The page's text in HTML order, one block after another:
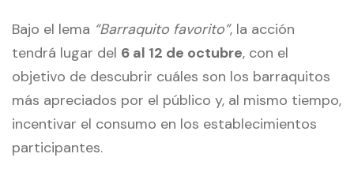
Bajo el lema “Barraquito favorito”, la acción
tendrá lugar del 6 al 12 de octubre, con el
objetivo de descubrir cuáles son los barraquitos
más apreciados por el público y, al mismo tiempo,
incentivar el consumo en los establecimientos
participantes.